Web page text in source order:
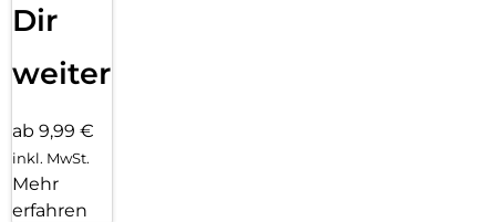
Dir
weiter
ab 9,99 €
inkl. MwSt.
Mehr
erfahren